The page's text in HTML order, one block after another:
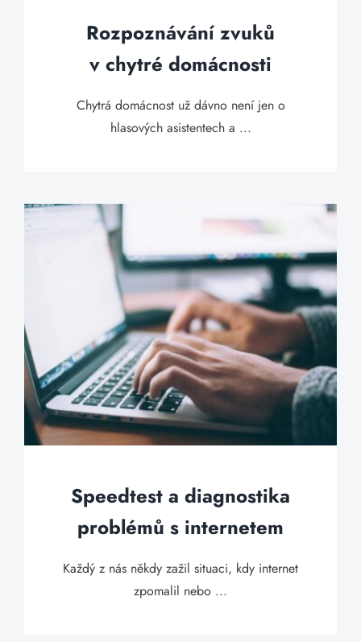
Rozpoznávání zvuků
v chytré domácnosti
Chytrá domácnost už dávno není jen o
hlasových asistentech a ...
Speedtest a diagnostika
problémů s internetem
Každý z nás někdy zažil situaci, kdy internet
zpomalil nebo ...